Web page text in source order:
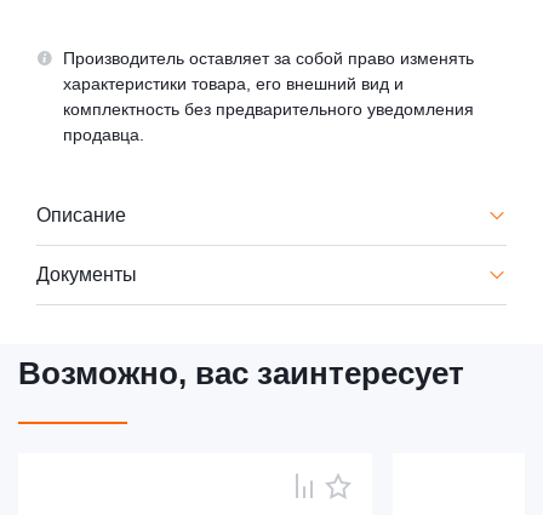
Производитель оставляет за собой право изменять
характеристики товара, его внешний вид и
комплектность без предварительного уведомления
продавца.
Описание
Документы
Возможно, вас заинтересует